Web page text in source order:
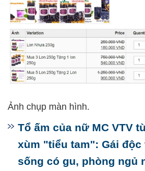
Ảnh chụp màn hình.
Tổ ấm của nữ MC VTV
xùm "tiểu tam": Gái độc
sống có gu, phòng ngủ